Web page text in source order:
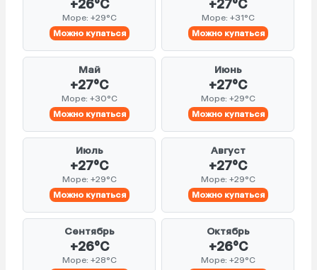
+26°C
Море: +29°C
Можно купаться
+27°C
Море: +31°C
Можно купаться
Май
+27°C
Море: +30°C
Можно купаться
Июнь
+27°C
Море: +29°C
Можно купаться
Июль
+27°C
Море: +29°C
Можно купаться
Август
+27°C
Море: +29°C
Можно купаться
Сентябрь
+26°C
Море: +28°C
Октябрь
+26°C
Море: +29°C